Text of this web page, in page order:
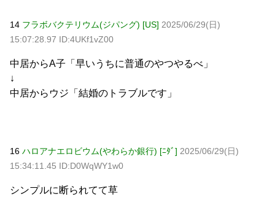
14 フラボバクテリウム(ジパング) [US] 2025/06/29(日)
15:07:28.97 ID:4UKf1vZ00
中居からA子「早いうちに普通のやつやるべ」
↓
中居からウジ「結婚のトラブルです」
16 ハロアナエロビウム(やわらか銀行) [ﾆﾀﾞ] 2025/06/29(日)
15:34:11.45 ID:D0WqWY1w0
シンプルに断られてて草